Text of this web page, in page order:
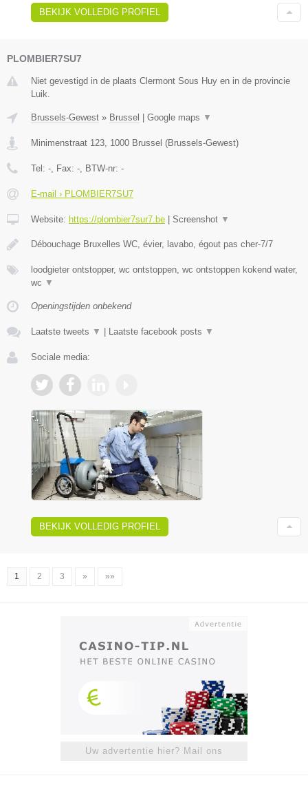
BEKIJK VOLLEDIG PROFIEL
PLOMBIER7SU7
Niet gevestigd in de plaats Clermont Sous Huy en in de provincie
Luik.
Brussels-Gewest » Brussel Google maps ▼
Minimenstraat 123 1000 Brussel (Brussels-Gewest)
Tel: - , Fax: - , BTW-nr: -
E-mail › PLOMBIER7SU7
Website: https://plombier7sur7.be Screenshot ▼
Débouchage Bruxelles WC, évier, lavabo, égout pas cher-7/7
loodgieter ontstopper, wc ontstoppen, wc ontstoppen kokend water,
wc ▼
Openingstijden onbekend
Laatste tweets ▼ Laatste facebook posts ▼
Sociale media:
BEKIJK VOLLEDIG PROFIEL
1 2 3 » »»
Uw advertentie hier? Mail ons